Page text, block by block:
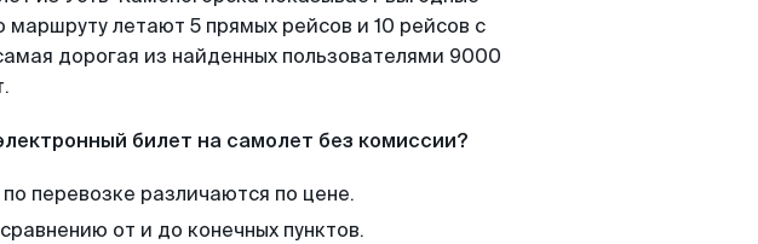
летают 5 прямых рейсов и 10 рейсов с
дорогая из найденных пользователями 9000
билет на самолет без комиссии?
перевозке различаются по цене.
от и до конечных пунктов.